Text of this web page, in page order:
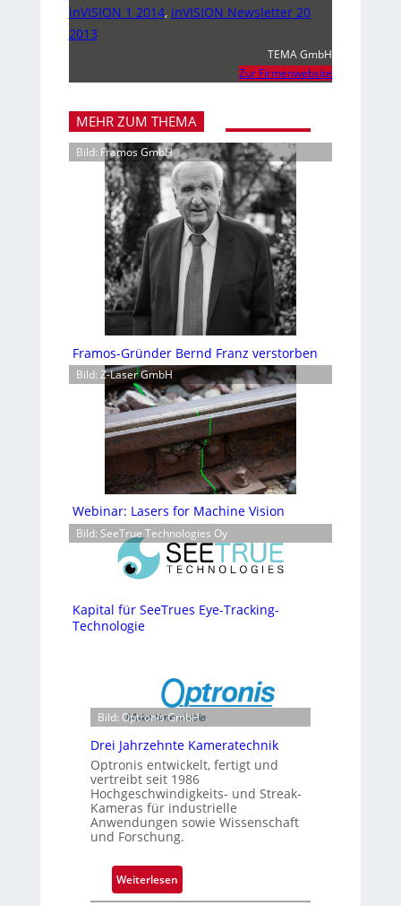
inVISION 1 2014, inVISION Newsletter 20
2013
TEMA GmbH
Zur Firmenwebsite
MEHR ZUM THEMA
Bild: Framos GmbH
Framos-Gründer Bernd Franz verstorben
Bild: Z-Laser GmbH
Webinar: Lasers for Machine Vision
Bild: SeeTrue Technologies Oy
Kapital für SeeTrues Eye-Tracking-
Technologie
Bild: Optronis GmbH
Drei Jahrzehnte Kameratechnik
Optronis entwickelt, fertigt und
vertreibt seit 1986
Hochgeschwindigkeits- und Streak-
Kameras für industrielle
Anwendungen sowie Wissenschaft
und Forschung.
Weiterlesen:
D